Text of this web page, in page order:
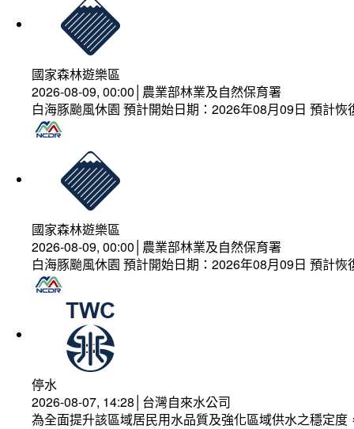
國家森林遊樂區
2026-08-09, 00:00│農業部林業及自然保育署
白海豚颱風休園 預計開始日期：2026年08月09日 預計
國家森林遊樂區
2026-08-09, 00:00│農業部林業及自然保育署
白海豚颱風休園 預計開始日期：2026年08月09日 預計
停水
2026-08-07, 14:28│台灣自來水公司
為全面提升該區域居民用水品質及強化區域供水之穩定